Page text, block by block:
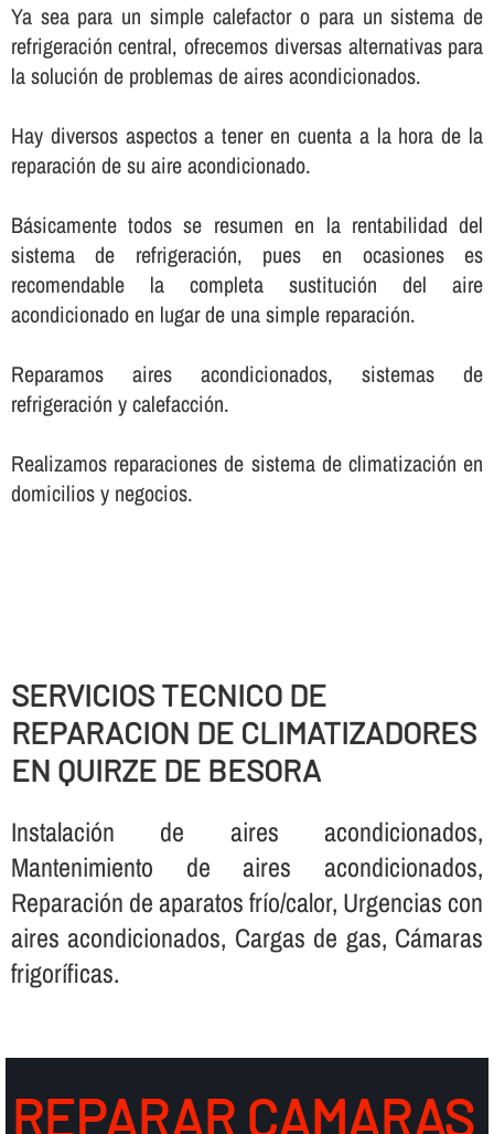
Ya sea para un simple calefactor o para un sistema de
refrigeración central, ofrecemos diversas alternativas para
la solución de problemas de aires acondicionados.
Hay diversos aspectos a tener en cuenta a la hora de la
reparación de su aire acondicionado.
Básicamente todos se resumen en la rentabilidad del
sistema de refrigeración, pues en ocasiones es
recomendable la completa sustitución del aire
acondicionado en lugar de una simple reparación.
Reparamos aires acondicionados, sistemas de
refrigeración y calefacción.
Realizamos reparaciones de sistema de climatización en
domicilios y negocios.
SERVICIOS TECNICO DE
REPARACION DE CLIMATIZADORES
EN QUIRZE DE BESORA
Instalación de aires acondicionados,
Mantenimiento de aires acondicionados,
Reparación de aparatos frí­o/calor, Urgencias con
aires acondicionados, Cargas de gas, Cámaras
frigorí­ficas.
REPARAR CAMARAS